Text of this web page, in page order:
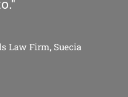
Law Firm, Suecia